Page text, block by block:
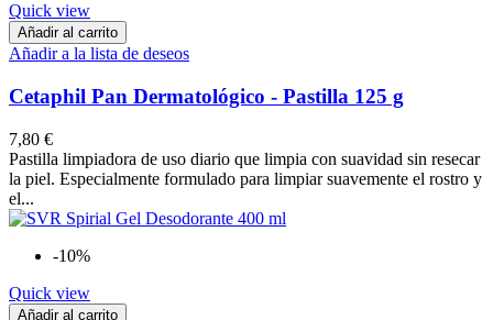
Quick view
Añadir al carrito
Añadir a la lista de deseos
Cetaphil Pan Dermatológico - Pastilla 125 g
7,80 €
Pastilla limpiadora de uso diario que limpia con suavidad sin resecar
la piel. Especialmente formulado para limpiar suavemente el rostro y
el...
-10%
Quick view
Añadir al carrito